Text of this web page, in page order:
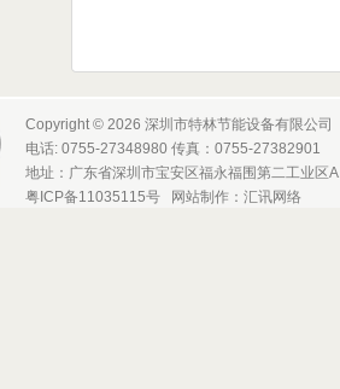
Copyright © 2026 深圳市特林节能设备有限公司
电话: 0755-27348980 传真：0755-27382901
地址：广东省深圳市宝安区福永福围第二工业区
粤ICP备11035115号
网站制作 ： 汇讯网络